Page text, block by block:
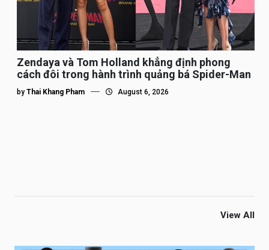
Zendaya và Tom Holland khẳng định phong
cách đôi trong hành trình quảng bá Spider-Man
by Thai Khang Pham August 6, 2026
View All